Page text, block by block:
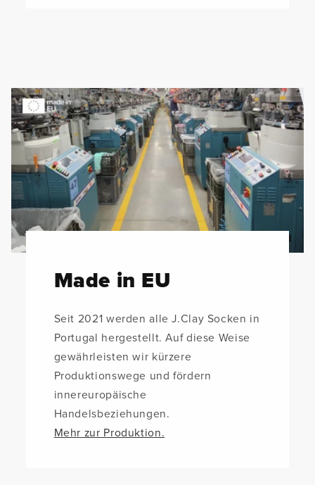
Made in EU
Seit 2021 werden alle J.Clay Socken in
Portugal hergestellt. Auf diese Weise
gewährleisten wir kürzere
Produktionswege und fördern
innereuropäische
Handelsbeziehungen.
Mehr zur Produktion.